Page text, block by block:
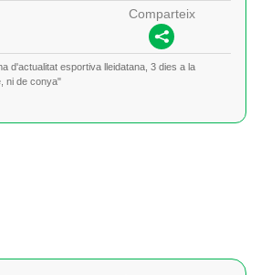
Comparteix
d'actualitat esportiva lleidatana, 3 dies a la
ni de conya"